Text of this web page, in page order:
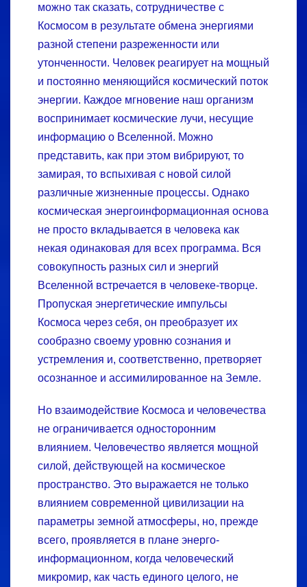
можно так сказать, сотрудничестве с
Космосом в результате обмена энергиями
разной степени разреженности или
утонченности. Человек реагирует на мощный
и постоянно меняющийся космический поток
энергии. Каждое мгновение наш организм
воспринимает космические лучи, несущие
информацию о Вселенной. Можно
представить, как при этом вибрируют, то
замирая, то вспыхивая с новой силой
различные жизненные процессы. Однако
космическая энергоинформационная основа
не просто вкладывается в человека как
некая одинаковая для всех программа. Вся
совокупность разных сил и энергий
Вселенной встречается в человеке-творце.
Пропуская энергетические импульсы
Космоса через себя, он преобразует их
сообразно своему уровню сознания и
устремления и, соответственно, претворяет
осознанное и ассимилированное на Земле.
Но взаимодействие Космоса и человечества
не ограничивается односторонним
влиянием. Человечество является мощной
силой, действующей на космическое
пространство. Это выражается не только
влиянием современной цивилизации на
параметры земной атмосферы, но, прежде
всего, проявляется в плане энерго­
информационном, когда человеческий
микромир, как часть единого целого, не